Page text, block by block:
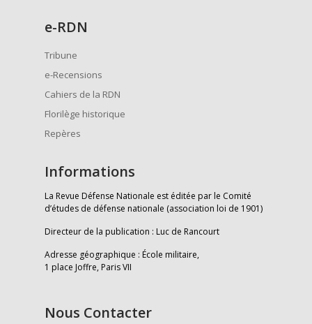
e-RDN
Tribune
e-Recensions
Cahiers de la RDN
Florilège historique
Repères
Informations
La Revue Défense Nationale est éditée par le Comité
d’études de défense nationale (association loi de 1901)
Directeur de la publication : Luc de Rancourt
Adresse géographique : École militaire,
1 place Joffre, Paris VII
Nous Contacter